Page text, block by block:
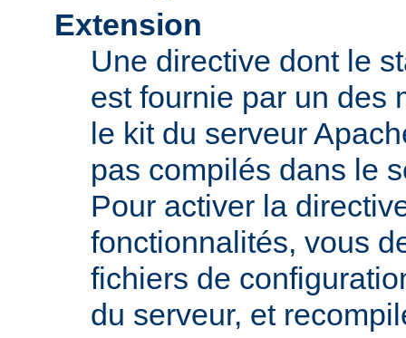
Extension
Une directive dont le
est fournie par un des
le kit du serveur
pas compilés dans le
Pour activer la
fonctionnalités, vous
fichiers de
du serveur, et